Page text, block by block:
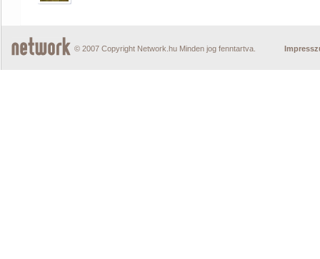
© 2007 Copyright Network.hu Minden jog fenntartva.